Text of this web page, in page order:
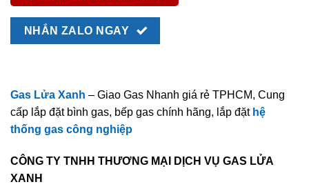
NHẮN ZALO NGAY
Gas Lửa Xanh – Giao Gas Nhanh giá rẻ TPHCM, Cung
cấp lắp đặt bình gas, bếp gas chính hãng, lắp đặt hệ
thống gas công nghiệp
CÔNG TY TNHH THƯƠNG MẠI DỊCH VỤ GAS LỬA
XANH